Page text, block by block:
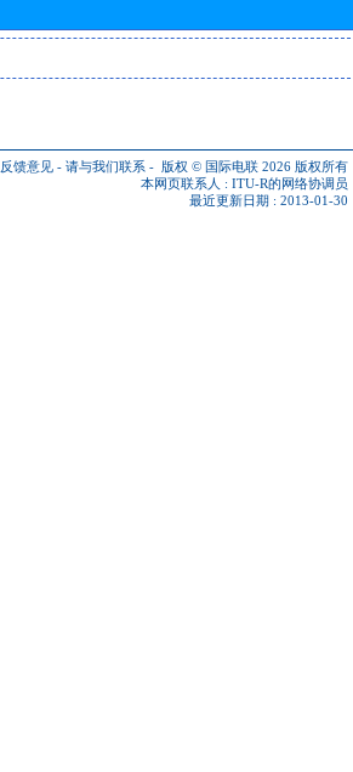
反馈意见 - 请与我们联系 - 版权 © 国际电联 2026 版权所有
本网页联系人 : ITU-R的网络协调员
最近更新日期 : 2013-01-30